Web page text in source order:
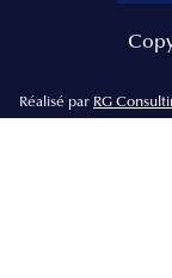
Réalisé par RG